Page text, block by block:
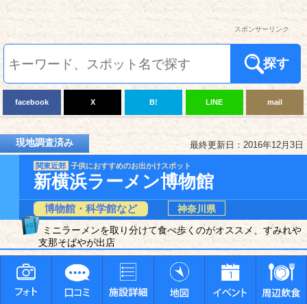
スポンサーリンク
探す
facebook X B! LINE mail
現地調査済み 最終更新日：2016年12月3日
関東近郊 子供におすすめのお出かけスポット
新横浜ラーメン博物館
博物館・科学館など
神奈川県
ミニラーメンを取り分けて食べ歩くのがオススメ、すみれや
支那そばやが出店